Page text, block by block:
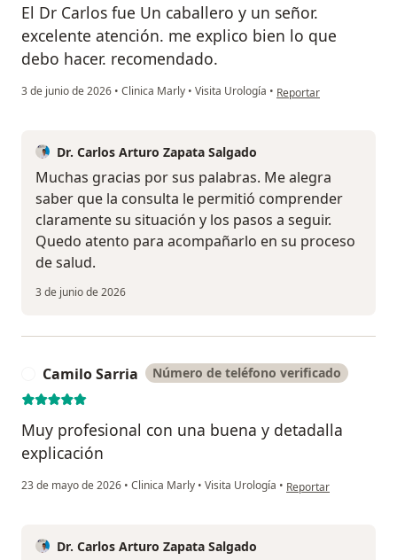
El Dr Carlos fue Un caballero y un señor.
excelente atención. me explico bien lo que
debo hacer. recomendado.
3 de junio de 2026 • Clinica Marly • Visita Urología • en opinión del usuario
Reportar
Dr. Carlos Arturo Zapata Salgado
Muchas gracias por sus palabras. Me alegra
saber que la consulta le permitió comprender
claramente su situación y los pasos a seguir.
Quedo atento para acompañarlo en su proceso
de salud.
3 de junio de 2026
Camilo Sarria Número de teléfono verificado
Muy profesional con una buena y detadalla
explicación
23 de mayo de 2026 • Clinica Marly • Visita Urología • en opinión del
Reportar
Dr. Carlos Arturo Zapata Salgado